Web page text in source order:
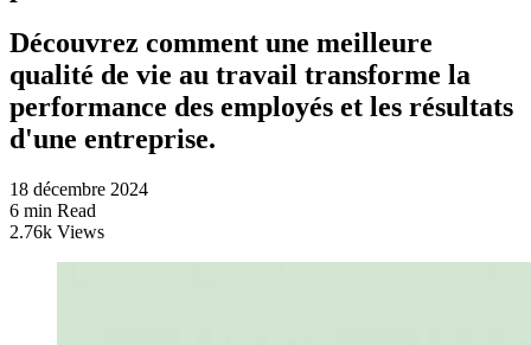
Découvrez comment une meilleure
qualité de vie au travail transforme la
performance des employés et les résultats
d'une entreprise.
18 décembre 2024
6 min Read
2.76k Views